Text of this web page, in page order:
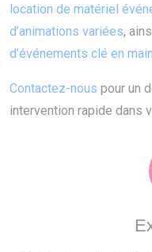
location de matériel
d’animations variées,
d’événements clé en main
Contactez-nous pour un
intervention rapide dans